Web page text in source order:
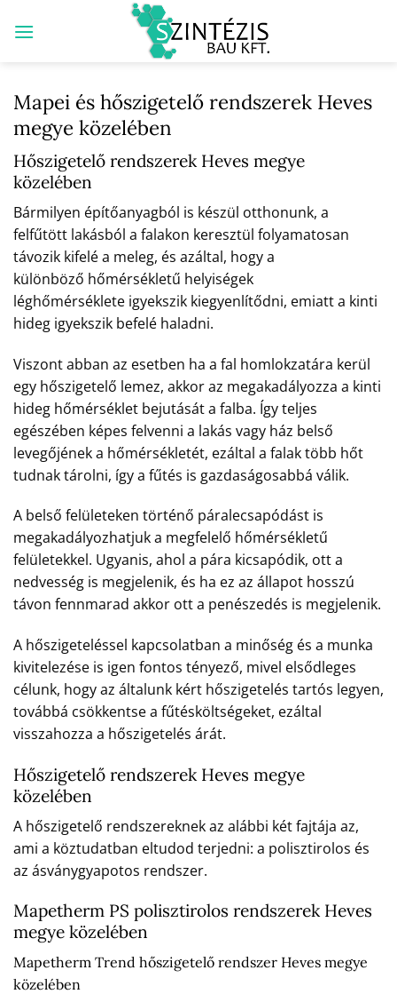
Mapei és hőszigetelő rendszerek Heves
megye közelében
Hőszigetelő rendszerek Heves megye
közelében
Bármilyen építőanyagból is készül otthonunk, a
felfűtött lakásból a falakon keresztül folyamatosan
távozik kifelé a meleg, és azáltal, hogy a
különböző hőmérsékletű helyiségek
léghőmérséklete igyekszik kiegyenlítődni, emiatt a kinti
hideg igyekszik befelé haladni.
Viszont abban az esetben ha a fal homlokzatára kerül
egy hőszigetelő lemez, akkor az megakadályozza a kinti
hideg hőmérséklet bejutását a falba. Így teljes
egészében képes felvenni a lakás vagy ház belső
levegőjének a hőmérsékletét, ezáltal a falak több hőt
tudnak tárolni, így a fűtés is gazdaságosabbá válik.
A belső felületeken történő páralecsapódást is
megakadályozhatjuk a megfelelő hőmérsékletű
felületekkel. Ugyanis, ahol a pára kicsapódik, ott a
nedvesség is megjelenik, és ha ez az állapot hosszú
távon fennmarad akkor ott a penészedés is megjelenik.
A hőszigeteléssel kapcsolatban a minőség és a munka
kivitelezése is igen fontos tényező, mivel elsődleges
célunk, hogy az általunk kért hőszigetelés tartós legyen,
továbbá csökkentse a fűtésköltségeket, ezáltal
visszahozza a hőszigetelés árát.
Hőszigetelő rendszerek Heves megye
közelében
A hőszigetelő rendszereknek az alábbi két fajtája az,
ami a köztudatban eltudod terjedni: a polisztirolos és
az ásványgyapotos rendszer.
Mapetherm PS polisztirolos rendszerek Heves
megye közelében
Mapetherm Trend hőszigetelő rendszer Heves megye
közelében